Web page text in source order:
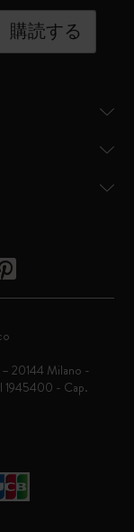
購読する
20144 Milano -
1945400 - Cap.